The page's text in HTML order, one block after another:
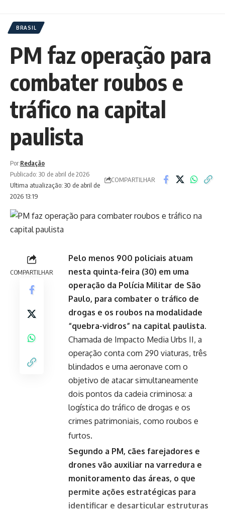
BRASIL
PM faz operação para
combater roubos e
tráfico na capital
paulista
Ultima atualização: 30 de abril de
2026 13:19
Por:Redação
Publicado: 30 de abril de 2026
COMPARTILHAR
COMPARTILHAR
Pelo menos 900 policiais atuam
nesta quinta-feira (30) em uma
operação da Polícia Militar de São
Paulo, para combater o tráfico de
drogas e os roubos na modalidade
“quebra-vidros” na capital paulista.
Chamada de Impacto Media Urbs II, a
operação conta com 290 viaturas, três
blindados e uma aeronave com o
objetivo de atacar simultaneamente
dois pontos da cadeia criminosa: a
logística do tráfico de drogas e os
crimes patrimoniais, como roubos e
furtos.
Segundo a PM, cães farejadores e
drones vão auxiliar na varredura e
monitoramento das áreas, o que
permite ações estratégicas para
identificar e desarticular estruturas